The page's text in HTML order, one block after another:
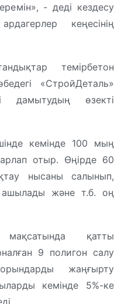
- деді кездесу
кеңесінің
темірбетон
«СтройДеталь»
дамытудың өзекті
кемінде 100 мың
отыр. Өңірде 60
нысаны салынып,
ашылады және т.б. оң
қатты
9 полигон салу
жаңғырту
кемінде 5%-ке